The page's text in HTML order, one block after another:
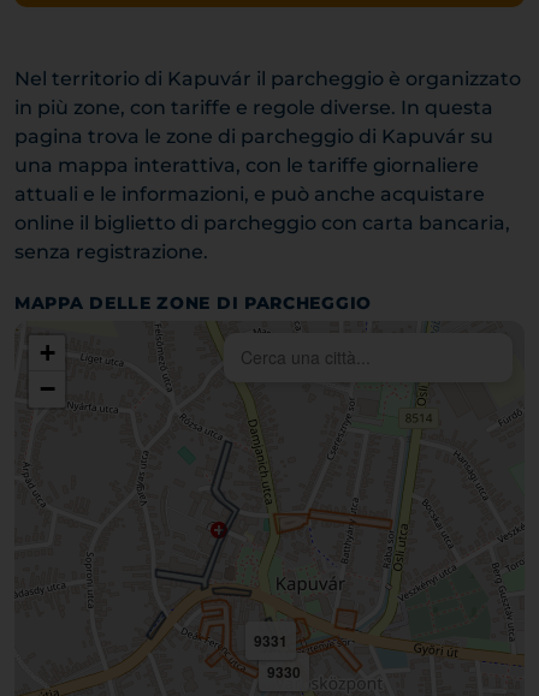
Nel territorio di Kapuvár il parcheggio è organizzato
in più zone, con tariffe e regole diverse. In questa
pagina trova le zone di parcheggio di Kapuvár su
una mappa interattiva, con le tariffe giornaliere
attuali e le informazioni, e può anche acquistare
online il biglietto di parcheggio con carta bancaria,
senza registrazione.
MAPPA DELLE ZONE DI PARCHEGGIO
9330
9331
+
−